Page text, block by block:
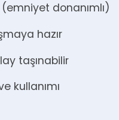
donanımlı)
hazır
taşınabilir
kullanımı